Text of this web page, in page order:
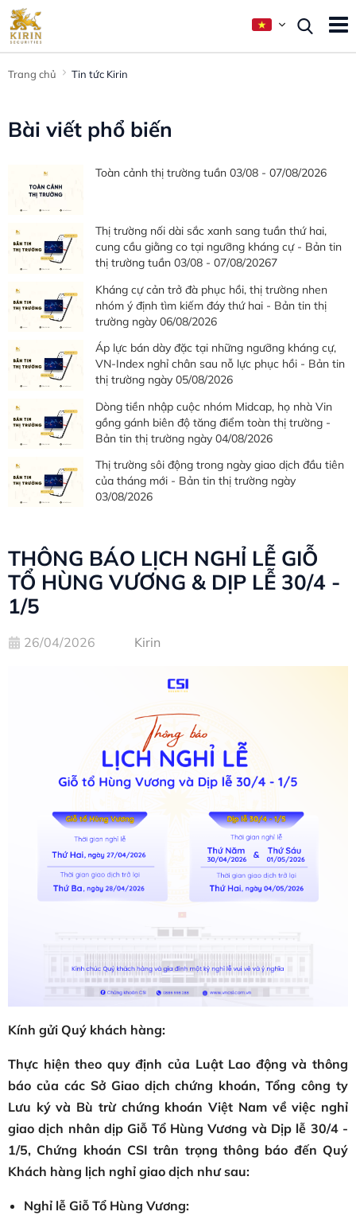
Trang chủ Tin tức Kirin
THÔNG BÁO LỊCH NGHỈ LỄ GIỖ
TỔ HÙNG VƯƠNG & DỊP LỄ 30/4 -
1/5
26/04/2026 Kirin
Kính gửi Quý khách hàng:
Thực hiện theo quy định của Luật Lao động và thông
báo của các Sở Giao dịch chứng khoán, Tổng công ty
Lưu ký và Bù trừ chứng khoán Việt Nam về việc nghỉ
giao dịch nhân dịp Giỗ Tổ Hùng Vương và Dịp lễ 30/4 -
1/5, Chứng khoán CSI trân trọng thông báo đến Quý
Khách hàng lịch nghỉ giao dịch như sau:
Nghỉ lễ Giỗ Tổ Hùng Vương:
Bài viết phổ biến
Toàn cảnh thị trường tuần 03/08 - 07/08/2026
Thị trường nối dài sắc xanh sang tuần thứ hai,
cung cầu giằng co tại ngưỡng kháng cự - Bản tin
thị trường tuần 03/08 - 07/08/20267
Kháng cự cản trở đà phục hồi, thị trường nhen
nhóm ý định tìm kiếm đáy thứ hai - Bản tin thị
trường ngày 06/08/2026
Áp lực bán dày đặc tại những ngưỡng kháng cự,
VN-Index nghỉ chân sau nỗ lực phục hồi - Bản tin
thị trường ngày 05/08/2026
Dòng tiền nhập cuộc nhóm Midcap, họ nhà Vin
gồng gánh biên độ tăng điểm toàn thị trường -
Bản tin thị trường ngày 04/08/2026
Thị trường sôi động trong ngày giao dịch đầu tiên
của tháng mới - Bản tin thị trường ngày
03/08/2026